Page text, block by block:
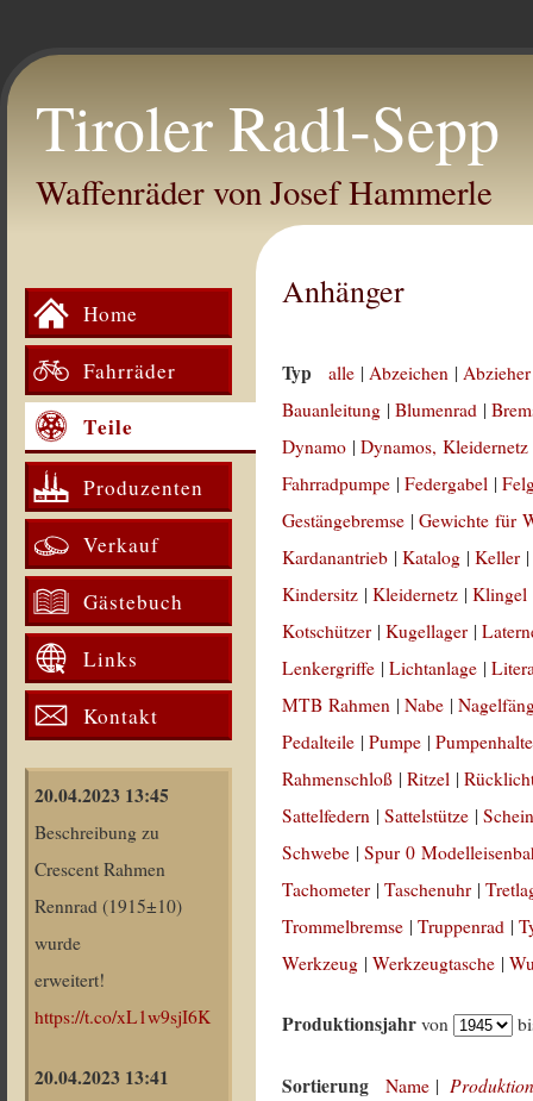
Tiroler Radl-Sepp
Waffenräder von Josef Hammerle
Home
Fahrräder
Teile
Produzenten
Verkauf
Gästebuch
Links
Kontakt
20.04.2023 13:45
Beschreibung zu
Crescent Rahmen
Rennrad (1915±10)
wurde
erweitert!
https://t.co/xL1w9sjI6K
20.04.2023 13:41
Anhänger
Typ alle |Abzeichen |
Bauanleitung |Blumenrad |
Dynamo |Dynamos, Kleidernetz
Fahrradpumpe |Federgabel |
Gestängebremse |Gewichte für
Kardanantrieb |Katalog |Keller
Kindersitz |Kleidernetz |Klingel
Kotschützer |Kugellager |
Lenkergriffe |Lichtanlage |
MTB Rahmen |Nabe |
Pedalteile |Pumpe |
Rahmenschloß |Ritzel |
Sattelfedern |Sattelstütze |
Schwebe |Spur 0
Tachometer |Taschenuhr |
Trommelbremse |Truppenrad |
Werkzeug |Werkzeugtasche |
Produktionsjahr von
Sortierung Name |